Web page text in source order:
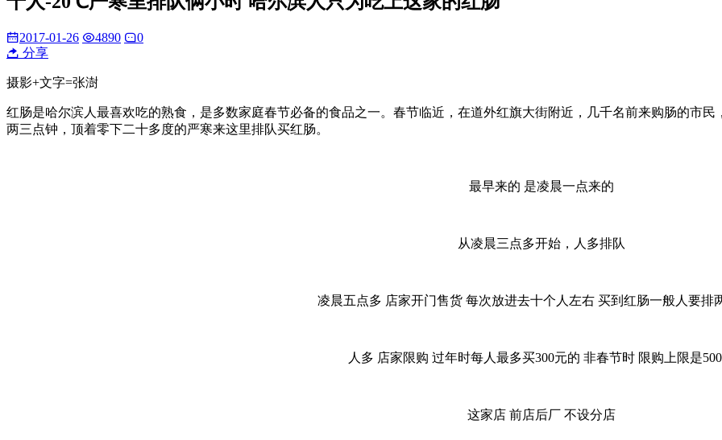
2017-01-26 4890
0
分享
摄影+文字=张澍
红肠是哈尔滨人最喜欢吃的熟食，是多数家庭春节必备的食品之一。春节临近，在道外红旗大街附近，几千名前来购肠的市
两三点钟，顶着零下二十多度的严寒来这里排队买红肠。
最早来的 是凌晨一点来的
从凌晨三点多开始，人多排队
凌晨五点多 店家开门售货 每次放进去十个人左右 买到红肠一般人要排
人多 店家限购 过年时每人最多买300元的 非春节时 限购上限是
这家店 前店后厂 不设分店